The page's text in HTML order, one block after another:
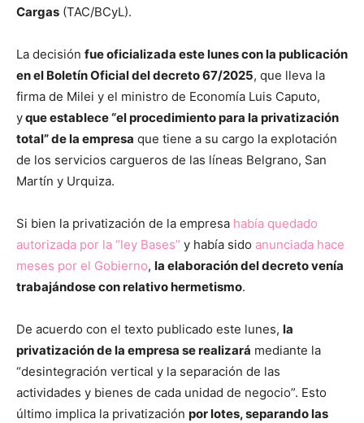
Cargas (TAC/BCyL).
La decisión fue oficializada este lunes con la publicación
en el Boletín Oficial del decreto 67/2025, que lleva la
firma de Milei y el ministro de Economía Luis Caputo,
yque establece “el procedimiento para la privatización
total” de la empresa que tiene a su cargo la explotación
de los servicios cargueros de las líneas Belgrano, San
Martín y Urquiza.
Si bien la privatización de la empresa había quedado
autorizada por la “ley Bases” y había sido anunciada hace
meses por el Gobierno, la elaboración del decreto venía
trabajándose con relativo hermetismo.
De acuerdo con el texto publicado este lunes, la
privatización de la empresa se realizará mediante la
“desintegración vertical y la separación de las
actividades y bienes de cada unidad de negocio”. Esto
último implica la privatización por lotes, separando las